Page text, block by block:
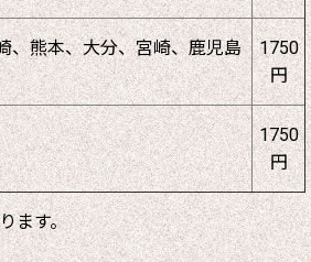
、熊本、大分、宮崎、鹿児島
1750
円
1750
円
ます。